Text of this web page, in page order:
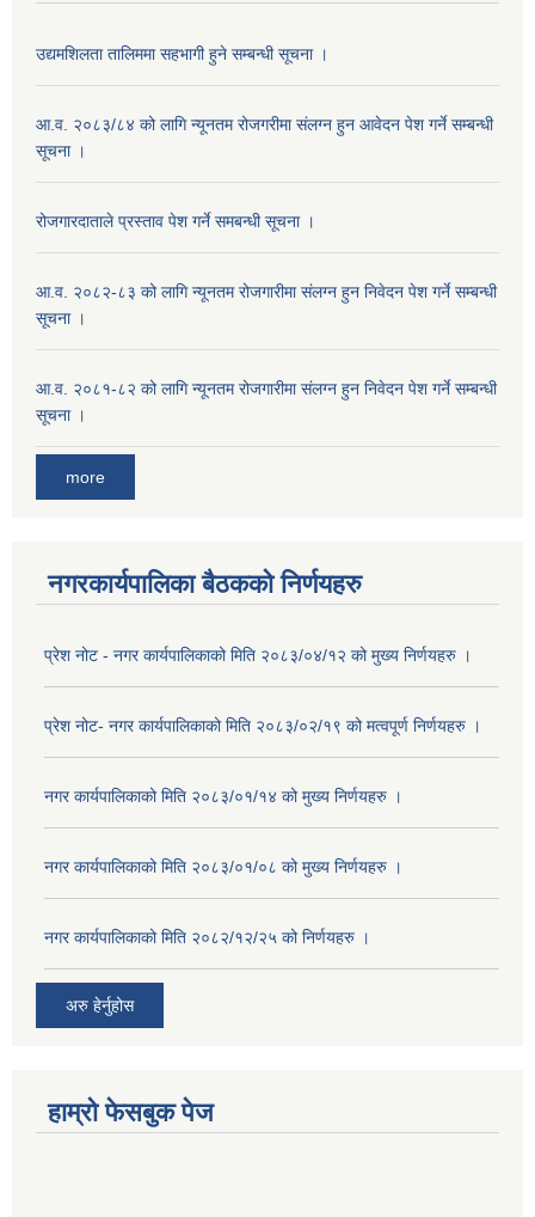
उद्यमशिलता तालिममा सहभागी हुने सम्बन्धी सूचना ।
आ.व. २०८३/८४ को लागि न्यूनतम रोजगरीमा संलग्न हुन आवेदन पेश गर्ने सम्बन्धी
सूचना ।
रोजगारदाताले प्रस्ताव पेश गर्ने समबन्धी सूचना ।
आ.व. २०८२-८३ को लागि न्यूनतम रोजगारीमा संलग्न हुन निवेदन पेश गर्ने सम्बन्धी
सूचना ।
आ.व. २०८१-८२ को लागि न्यूनतम रोजगारीमा संलग्न हुन निवेदन पेश गर्ने सम्बन्धी
सूचना ।
more
नगरकार्यपालिका बैठकको निर्णयहरु
प्रेश नोट - नगर कार्यपालिकाको मिति २०८३/०४/१२ को मुख्य निर्णयहरु ।
प्रेश नोट- नगर कार्यपालिकाको मिति २०८३/०२/१९ को मत्वपूर्ण निर्णयहरु ।
नगर कार्यपालिकाको मिति २०८३/०१/१४ को मुख्य निर्णयहरु ।
नगर कार्यपालिकाको मिति २०८३/०१/०८ को मुख्य निर्णयहरु ।
नगर कार्यपालिकाको मिति २०८२/१२/२५ को निर्णयहरु ।
अरु हेर्नुहोस
हाम्रो फेसबुक पेज